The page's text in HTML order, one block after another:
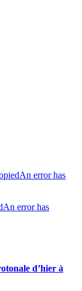
An error has
An error has
d’hier à